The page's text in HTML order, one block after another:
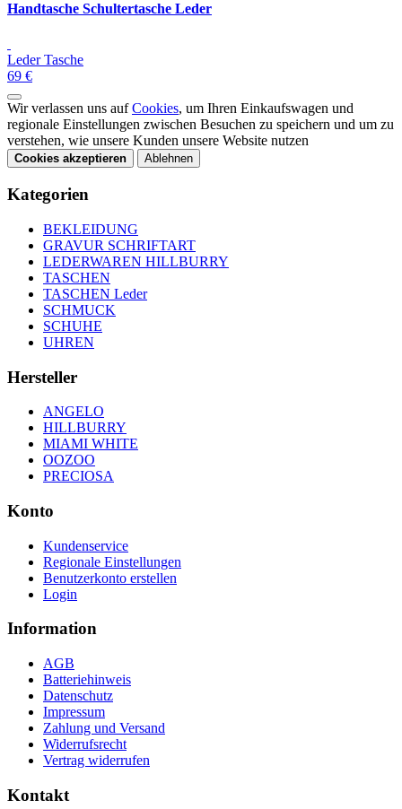
Handtasche Schultertasche Leder
Leder Tasche
69 €
Wir verlassen uns aufCookies, um Ihren Einkaufswagen und
regionale Einstellungen zwischen Besuchen zu speichern und um zu
verstehen, wie unsere Kunden unsere Website nutzen
Cookies akzeptieren Ablehnen
Kategorien
BEKLEIDUNG
GRAVUR SCHRIFTART
LEDERWAREN HILLBURRY
TASCHEN
TASCHEN Leder
SCHMUCK
SCHUHE
UHREN
Hersteller
ANGELO
HILLBURRY
MIAMI WHITE
OOZOO
PRECIOSA
Konto
Kundenservice
Regionale Einstellungen
Benutzerkonto erstellen
Login
Information
AGB
Batteriehinweis
Datenschutz
Impressum
Zahlung und Versand
Widerrufsrecht
Vertrag widerrufen
Kontakt